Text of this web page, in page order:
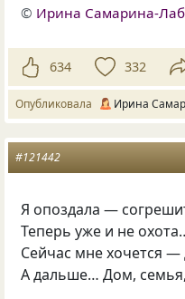
© Ирина Самарина-
634 332
Опубликовала Ирина
#121442
Я опоздала —
Теперь уже и не
Сейчас мне хочется —
А дальше… Дом,